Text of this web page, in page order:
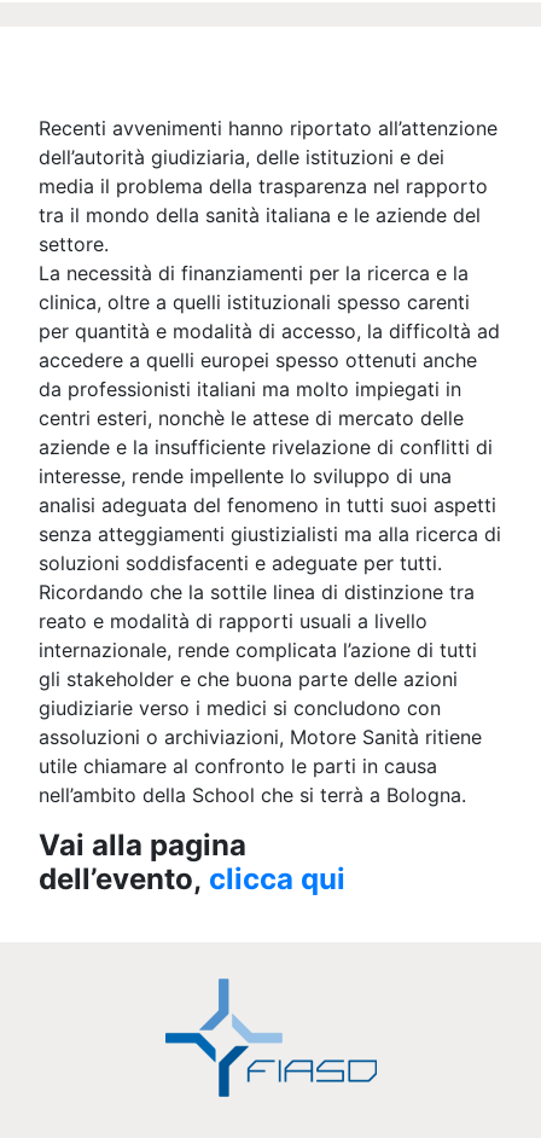
Recenti avvenimenti hanno riportato all’attenzione
dell’autorità giudiziaria, delle istituzioni e dei
media il problema della trasparenza nel rapporto
tra il mondo della sanità italiana e le aziende del
settore.
La necessità di finanziamenti per la ricerca e la
clinica, oltre a quelli istituzionali spesso carenti
per quantità e modalità di accesso, la difficoltà ad
accedere a quelli europei spesso ottenuti anche
da professionisti italiani ma molto impiegati in
centri esteri, nonchè le attese di mercato delle
aziende e la insufficiente rivelazione di conflitti di
interesse, rende impellente lo sviluppo di una
analisi adeguata del fenomeno in tutti suoi aspetti
senza atteggiamenti giustizialisti ma alla ricerca di
soluzioni soddisfacenti e adeguate per tutti.
Ricordando che la sottile linea di distinzione tra
reato e modalità di rapporti usuali a livello
internazionale, rende complicata l’azione di tutti
gli stakeholder e che buona parte delle azioni
giudiziarie verso i medici si concludono con
assoluzioni o archiviazioni, Motore Sanità ritiene
utile chiamare al confronto le parti in causa
nell’ambito della School che si terrà a Bologna.
Vai alla pagina
dell’evento, clicca qui